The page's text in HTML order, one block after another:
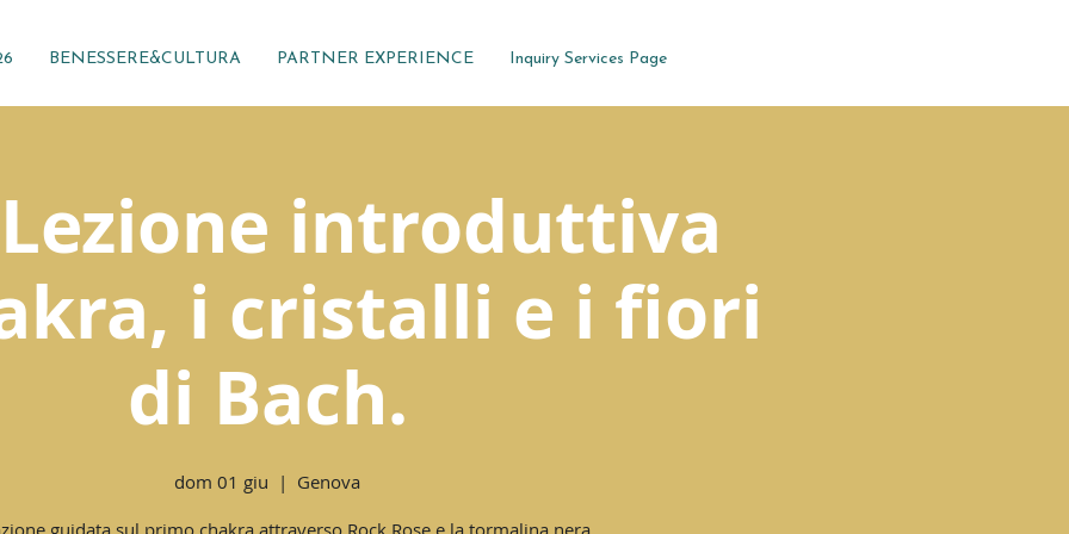
BENESSERE&CULTURA PARTNER EXPERIENCE Inquiry Services Page
Lezione introduttiva
i cristalli e i fiori
di Bach.
dom 01 giu
  |
Genova
guidata sul primo chakra attraverso Rock Rose e la tormalina nera